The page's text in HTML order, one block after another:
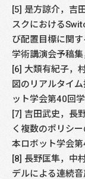
[5] 是方諒介，吉
スクにおける
び配置目標に関
学術講演会予稿
[6] 大類有紀子，
図のリアルタイ
ット学会第40回
[7] 吉田武史，長
く複数のポリシ
本ロボット学会
[8] 長野匡隼，中
デルによる連続